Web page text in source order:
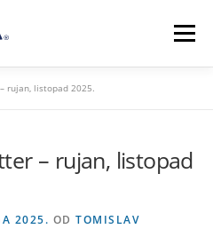
Izbornik
rujan, listopad 2025.
– rujan, listopad
2025. OD TOMISLAV